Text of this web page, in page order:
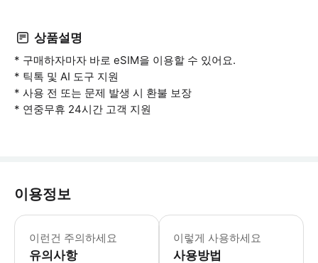
상품설명
* 구매하자마자 바로 eSIM을 이용할 수 있어요.
* 틱톡 및 AI 도구 지원
* 사용 전 또는 문제 발생 시 환불 보장
* 연중무휴 24시간 고객 지원
이용정보
이런건 주의하세요
유의사항
- 사용 유의사항 * 연결 문제가 발생
이렇게 사용하세요
사용방법